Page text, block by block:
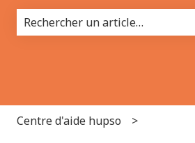
Centre d'aide hupso